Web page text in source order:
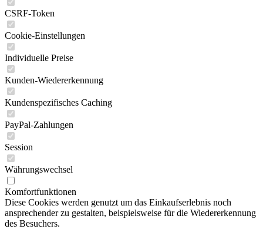
CSRF-Token
Cookie-Einstellungen
Individuelle Preise
Kunden-Wiedererkennung
Kundenspezifisches Caching
PayPal-Zahlungen
Session
Währungswechsel
Komfortfunktionen
Diese Cookies werden genutzt um das Einkaufserlebnis noch
ansprechender zu gestalten, beispielsweise für die Wiedererkennung
des Besuchers.